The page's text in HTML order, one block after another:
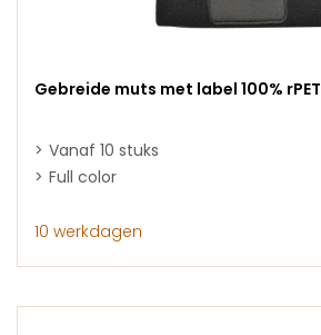
Gebreide muts met label 100% rPET
Vanaf 10 stuks
Full color
10 werkdagen